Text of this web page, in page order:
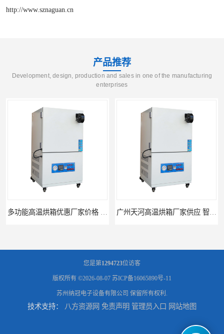
http://www.sznaguan.cn
产品推荐
Development, design, production and sales in one of the manufacturing
enterprises
全自动电子防潮柜厂家优惠定制 全自动防潮柜设备供应
您是第1294723位访客
版权所有 ©2026-08-07 苏ICP备16065890号-11
苏州纳冠电子设备有限公司 保留所有权利.
技术支持： 八方资源网 免责声明 管理员入口 网站地图